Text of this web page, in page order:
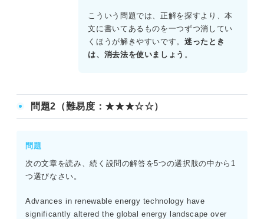
キャンペーン期間は3月1日から31日までであり、登録料は
無料、年間会員は15%割引になると明記されている。した
がってCが正しい。
「Weekly group classes」に「online booking required」
とあるため、参加にはオンライン予約が必要である。した
がってBが正解となる。
こういう問題では、正解を探すより、本
文に書いてあるものを一つずつ消してい
くほうが解きやすいです。迷ったとき
は、消去法を使いましょう 。
問題2（難易度：★★★☆☆）
問題
次の文章を読み、続く設問の解答を5つの選択肢の中から1
つ選びなさい。
Advances in renewable energy technology have
significantly altered the global energy landscape over